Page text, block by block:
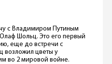
с Владимиром Путиным
Шольц. Это его первый
еще до встречи с
возложил цветы у
во 2 мировой войне.